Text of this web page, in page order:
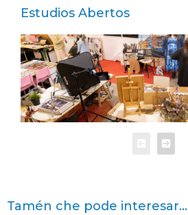
Estudios Abertos
Tamén che pode interesar...